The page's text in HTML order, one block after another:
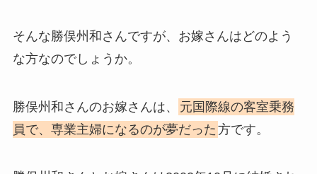
そんな勝俣州和さんですが、お嫁さんはどのよう
な方なのでしょうか。
勝俣州和さんのお嫁さんは、
元国際線の客室乗務
員で、専業主婦になるのが夢だった 方です。